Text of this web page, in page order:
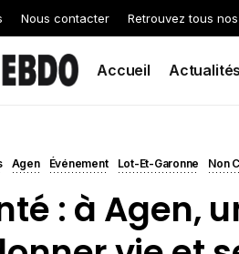
Nous contacter Retrouvez tous
Accueil Actualités
Agen Événement Lot-Et-Garonne Non
: à Agen,